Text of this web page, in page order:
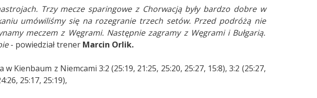
Trzy mecze sparingowe z Chorwacją były bardzo dobre w
umówiliśmy się na rozegranie trzech setów. Przed podróżą nie
meczem z Węgrami. Następnie zagramy z Węgrami i Bułgarią.
- powiedział trener Marcin Orlik.
Kienbaum z Niemcami 3:2 (25:19, 21:25, 25:20, 25:27, 15:8), 3:2 (25:27,
25:17, 25:19),